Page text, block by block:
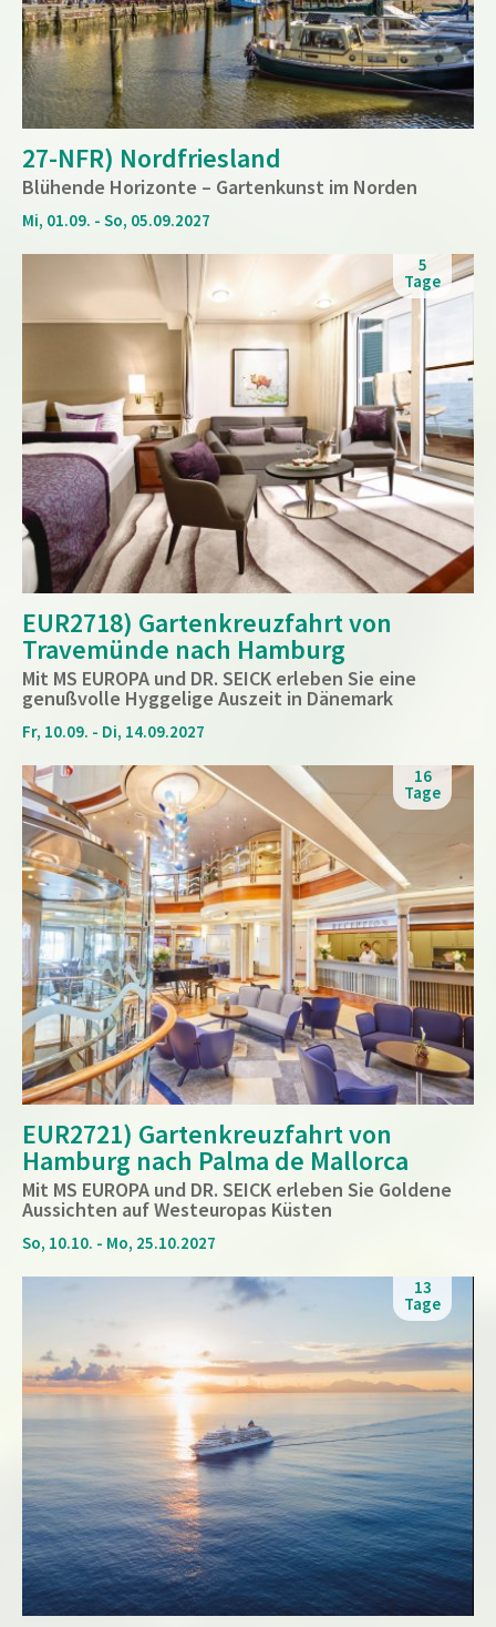
27-NFR) Nordfriesland
Blühende Horizonte – Gartenkunst im Norden
Mi, 01.09. - So, 05.09.2027
5
Tage
EUR2718) Gartenkreuzfahrt von
Travemünde nach Hamburg
Mit MS EUROPA und DR. SEICK erleben Sie eine
genußvolle Hyggelige Auszeit in Dänemark
Fr, 10.09. - Di, 14.09.2027
16
Tage
EUR2721) Gartenkreuzfahrt von
Hamburg nach Palma de Mallorca
Mit MS EUROPA und DR. SEICK erleben Sie Goldene
Aussichten auf Westeuropas Küsten
So, 10.10. - Mo, 25.10.2027
13
Tage